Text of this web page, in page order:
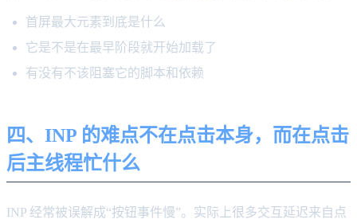
首屏最大元素到底是什么
它是不是在最早阶段就开始加载了
有没有不该阻塞它的脚本和依赖
四、INP 的难点不在点击本身，而在点击
后主线程忙什么
INP 经常被误解成“按钮事件慢”。实际上很多交互延迟来自点